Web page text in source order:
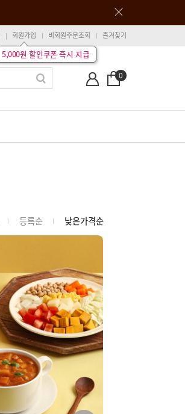
회원가입
5,000원 할인쿠폰 즉시 지급
비회원주문조회 즐겨찾기
0
등록순 낮은가격순